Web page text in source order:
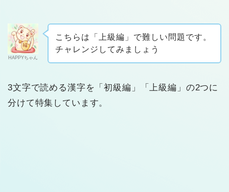
HAPPYちゃん
こちらは「上級編」で難しい問題です。
チャレンジしてみましょう
3文字で読める漢字を「初級編」「上級編」の2つに
分けて特集しています。